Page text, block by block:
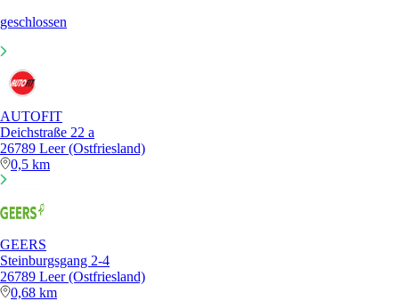
geschlossen
AUTOFIT
Deichstraße 22 a
26789 Leer (Ostfriesland)
0,5 km
GEERS
Steinburgsgang 2-4
26789 Leer (Ostfriesland)
0,68 km